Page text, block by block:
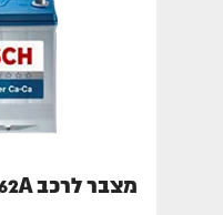
מצבר לרכב 62A